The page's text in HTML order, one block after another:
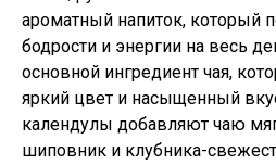
ароматный напиток, который
бодрости и энергии на весь
основной ингредиент чая,
яркий цвет и насыщенный
календулы добавляют чаю
шиповник и клубника-